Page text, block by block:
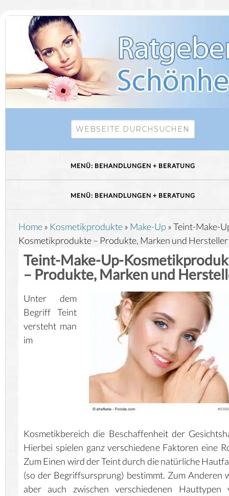
Home» Kosmetikprodukte» Make-Up »Teint-Make-
Kosmetikprodukte – Produkte, Marken und Hersteller
Teint-Make-Up-
– Produkte, Marken und
Unter dem
Begriff Teint
versteht man
im
Kosmetikbereich die Beschaffenheit der
Hierbei spielen ganz verschiedene Faktoren eine
Zum Einen wird der Teint durch die natürliche
(so der Begriffsursprung) bestimmt. Zum Anderen
aber auch zwischen verschiedenen Hauttypen